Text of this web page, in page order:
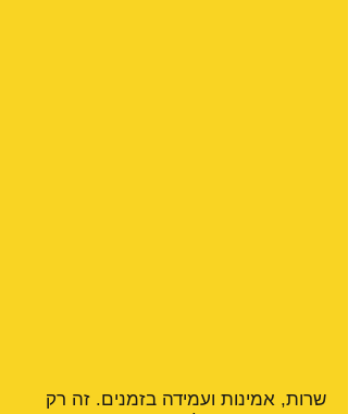
שרות, אמינות ועמידה בזמנים. זה רק